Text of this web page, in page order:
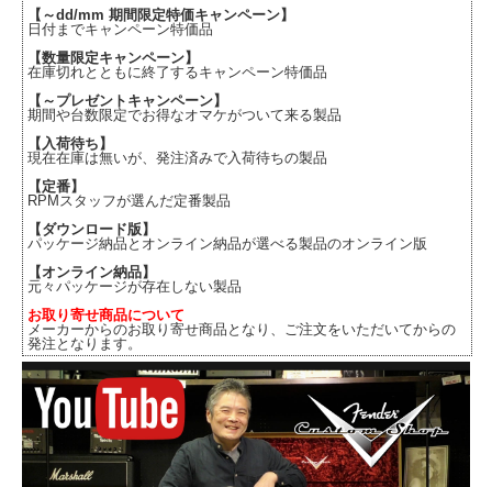
【～dd/mm 期間限定特価キャンペーン】
日付までキャンペーン特価品
【数量限定キャンペーン】
在庫切れとともに終了するキャンペーン特価品
【～プレゼントキャンペーン】
期間や台数限定でお得なオマケがついて来る製品
【入荷待ち】
現在在庫は無いが、発注済みで入荷待ちの製品
【定番】
RPMスタッフが選んだ定番製品
【ダウンロード版】
パッケージ納品とオンライン納品が選べる製品のオンライン版
【オンライン納品】
元々パッケージが存在しない製品
お取り寄せ商品について
メーカーからのお取り寄せ商品となり、ご注文をいただいてからの
発注となります。